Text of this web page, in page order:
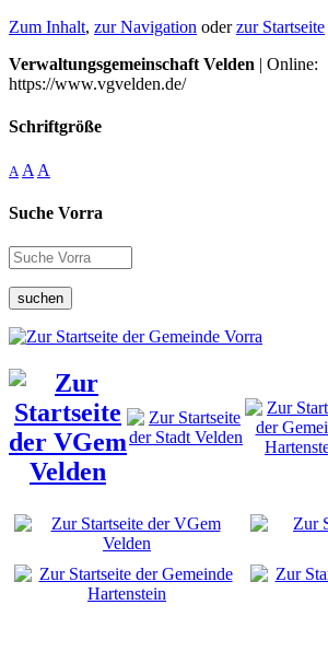
Zum Inhalt, zur Navigation oderzur Startseite
Verwaltungsgemeinschaft Velden | Online:
https://www.vgvelden.de/
Schriftgröße
A A A
Suche Vorra
suchen